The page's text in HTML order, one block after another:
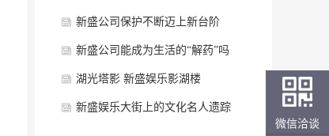
以及你如何做到
新盛公司保护不断迈上新台阶
新盛公司能成为生活的“解药”吗
湖光塔影 新盛娱乐影湖楼
新盛娱乐大街上的文化名人遗踪
微信洽谈